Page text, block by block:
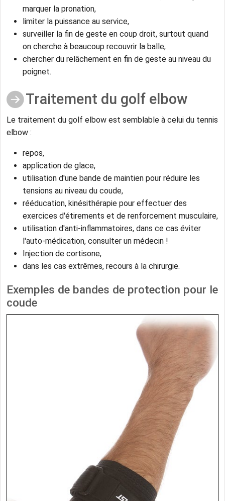
marquer la pronation,
limiter la puissance au service,
surveiller la fin de geste en coup droit, surtout quand
on cherche à beaucoup recouvrir la balle,
chercher du relâchement en fin de geste au niveau du
poignet.
Traitement du golf elbow
Le traitement du golf elbow est semblable à celui du tennis
elbow :
repos,
application de glace,
utilisation d'une bande de maintien pour réduire les
tensions au niveau du coude,
rééducation, kinésithérapie pour effectuer des
exercices d'étirements et de renforcement musculaire,
utilisation d'anti-inflammatoires, dans ce cas éviter
l'auto-médication, consulter un médecin !
Injection de cortisone,
dans les cas extrêmes, recours à la chirurgie.
Exemples de bandes de protection pour le
coude